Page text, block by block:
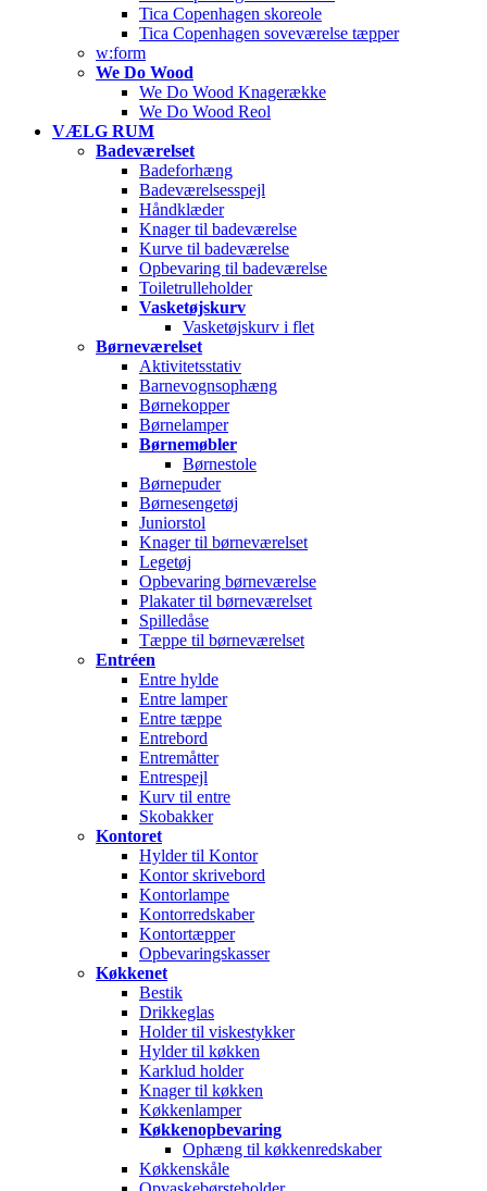
Tica Copenhagen skoreole
Tica Copenhagen soveværelse tæpper
w:form
We Do Wood
We Do Wood Knagerække
We Do Wood Reol
VÆLG RUM
Badeværelset
Badeforhæng
Badeværelsesspejl
Håndklæder
Knager til badeværelse
Kurve til badeværelse
Opbevaring til badeværelse
Toiletrulleholder
Vasketøjskurv
Vasketøjskurv i flet
Børneværelset
Aktivitetsstativ
Barnevognsophæng
Børnekopper
Børnelamper
Børnemøbler
Børnestole
Børnepuder
Børnesengetøj
Juniorstol
Knager til børneværelset
Legetøj
Opbevaring børneværelse
Plakater til børneværelset
Spilledåse
Tæppe til børneværelset
Entréen
Entre hylde
Entre lamper
Entre tæppe
Entrebord
Entremåtter
Entrespejl
Kurv til entre
Skobakker
Kontoret
Hylder til Kontor
Kontor skrivebord
Kontorlampe
Kontorredskaber
Kontortæpper
Opbevaringskasser
Køkkenet
Bestik
Drikkeglas
Holder til viskestykker
Hylder til køkken
Karklud holder
Knager til køkken
Køkkenlamper
Køkkenopbevaring
Ophæng til køkkenredskaber
Køkkenskåle